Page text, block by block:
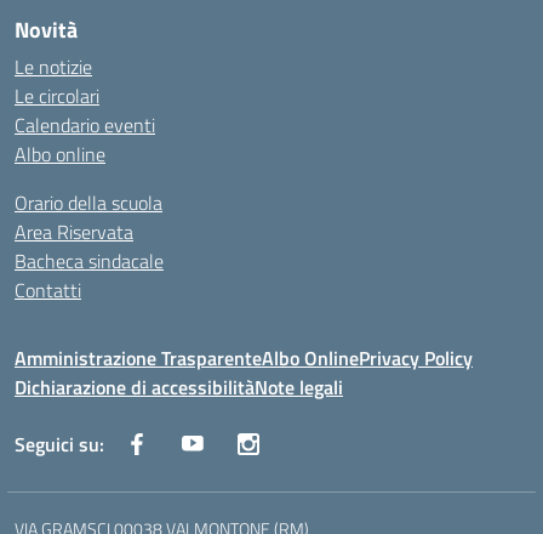
Novità
Le notizie
Le circolari
Calendario eventi
Albo online
Orario della scuola
Area Riservata
Bacheca sindacale
Contatti
Amministrazione TrasparenteAlbo OnlinePrivacy Policy
Dichiarazione di accessibilitàNote legali
Seguici su:
VIA GRAMSCI 00038 VALMONTONE (RM)